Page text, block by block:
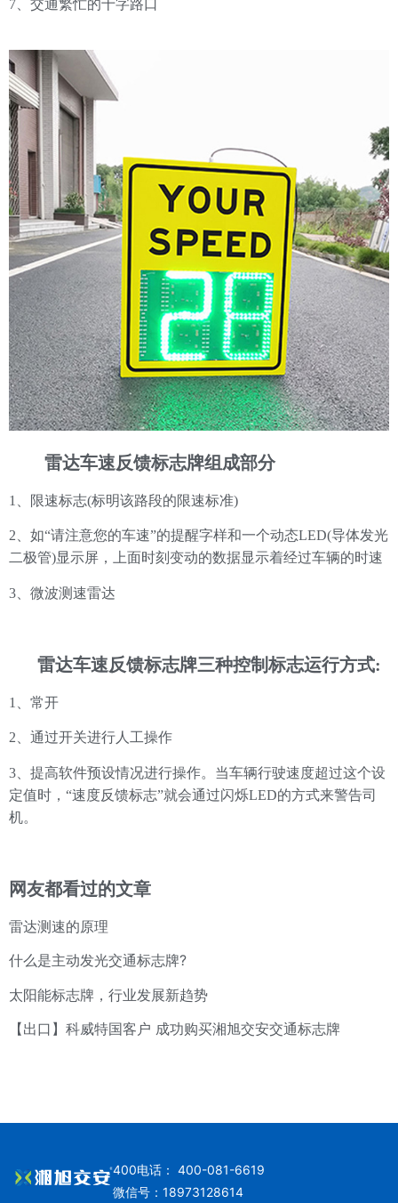
7、 交通繁忙的十字路口
雷达车速反馈标志牌组成部分
1 限速标志(标明该路段的限速标准)
2
如“请注意您的车速”的提醒字样和一个动态LED(导体发光
二极管)显示屏，上面时刻变动的数据显示着经过车辆的时速
3 微波测速雷达
雷达车速反馈标志牌三种控制标志运行方式:
1 常开
2 通过开关进行人工操作
3
提高软件预设情况进行操作。当车辆行驶速度超过这个设
定值时，“速度反馈标志”就会通过闪烁LED的方式来警告司
机。
网友都看过的文章
雷达测速的原理
什么是主动发光交通标志牌?
太阳能标志牌，行业发展新趋势
【出口】科威特国客户 成功购买湘旭交安交通标志牌
400电话： 400-081-6619
微信号：18973128614